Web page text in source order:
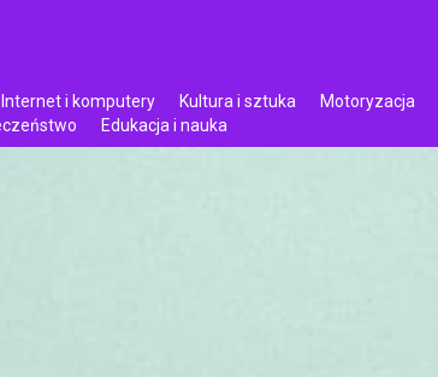
Internet i komputery Kultura i sztuka Motoryzacja
Edukacja i nauka